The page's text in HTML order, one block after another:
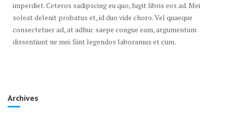
imperdiet. Ceteros sadipscing eu quo, fugit libris eos ad. Mei
soleat delenit probatus et, id duo vide choro. Vel quaeque
consectetuer ad, at adhuc saepe congue eam, argumentum
dissentiunt ne mei. Sint legendos laboramus et cum.
Archives